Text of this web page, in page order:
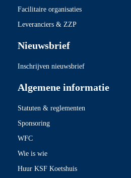
Facilitaire organisaties
Leveranciers & ZZP
Nieuwsbrief
Inschrijven nieuwsbrief
Algemene informatie
Statuten & reglementen
Sponsoring
WFC
Wie is wie
Huur KSF Koetshuis